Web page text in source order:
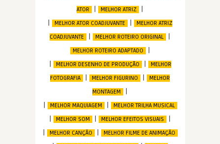
ATOR
| MELHOR ATRIZ
|
|
MELHOR ATOR COADJUVANTE |
MELHOR ATRIZ
COADJUVANTE
| MELHOR ROTEIRO ORIGINAL |
MELHOR ROTEIRO ADAPTADO |
|
MELHOR DESENHO DE PRODUÇÃO |
MELHOR
FOTOGRAFIA
| MELHOR FIGURINO |
MELHOR
MONTAGEM
|
|
MELHOR MAQUIAGEM | MELHOR TRILHA MUSICAL
| MELHOR SOM | MELHOR EFEITOS VISUAIS
|
|
MELHOR CANÇÃO | MELHOR FILME DE ANIMAÇÃO